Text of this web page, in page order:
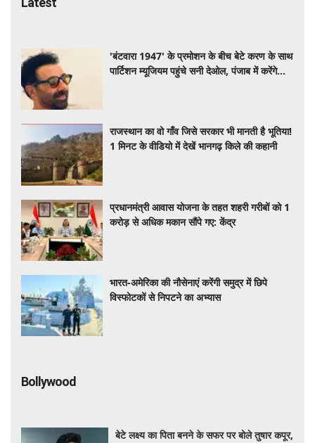
'बंटवारा 1947' के प्रमोशन के बीच बेटे करण के साथ
पार्टिशन म्यूजियम पहुंचे सनी देओल, पंजाब में करेंगे
राजस्थान का वो गाँव जिसे सरकार भी मानती है भूतिया!
1 मिनट के वीडियो में देखें भानगढ़ किले की कहानी
प्रधानमंत्री आवास योजना के तहत शहरी गरीबों को 1
करोड़ से अधिक मकान सौंपे गए: केंद्र
भारत-अमेरिका की नौसेनाएं करेंगी समुद्र में छिपे
विस्फोटकों से निपटने का अभ्यास
Bollywood
बेटे लक्ष्य का पिता बनने के सफर पर बोले तुषार कपूर,